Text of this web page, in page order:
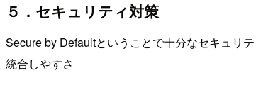
５．セキュリティ対策
Secure by Defaultということで十分なセキュリ
統合しやすさ